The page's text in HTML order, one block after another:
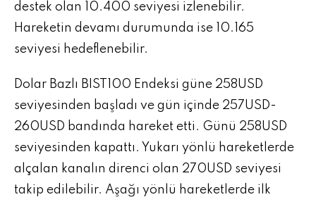
destek olan 10.400 seviyesi izlenebilir.
Hareketin devamı durumunda ise 10.165
seviyesi hedeflenebilir.
Dolar Bazlı BIST100 Endeksi güne 258USD
seviyesinden başladı ve gün içinde 257USD-
260USD bandında hareket etti. Günü 258USD
seviyesinden kapattı. Yukarı yönlü hareketlerde
alçalan kanalın direnci olan 270USD seviyesi
takip edilebilir. Aşağı yönlü hareketlerde ilk